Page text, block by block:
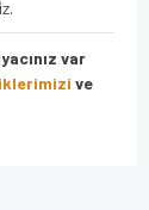
var
ve